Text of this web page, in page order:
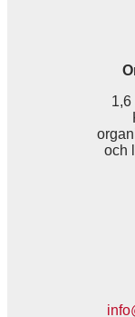
1,6
och